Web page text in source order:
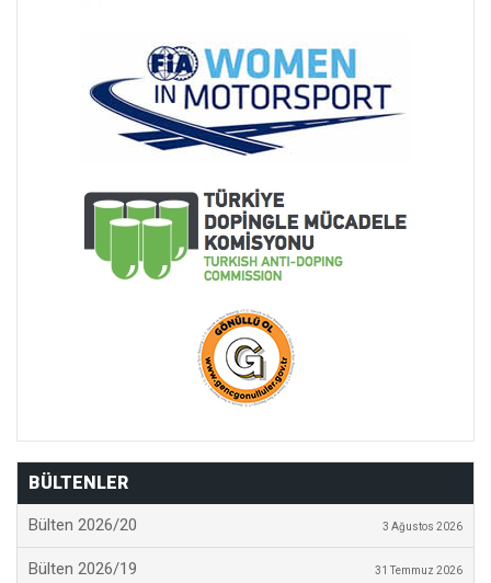
BÜLTENLER
Bülten 2026/20 3 Ağustos 2026
Bülten 2026/19 31 Temmuz 2026